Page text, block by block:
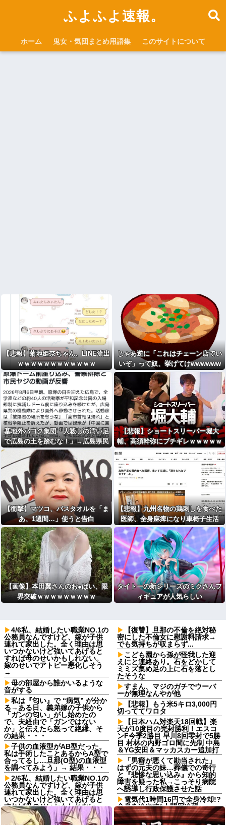
ふよふよ速報。
ホーム 鬼女・気団まとめ用語集 このサイトについて
【悲報】菊地姫奈ちゃん、LINE流出
ｗｗｗｗｗｗｗｗｗｗｗｗ
じゃあ逆に「これはチェーン店でい
いぞ」って奴、挙げてけwwwwww
www
基地外パヨク集団「人殺しの汚い足
で広島の土を踏むな！」→広島県民
「お前らの方が汚いんじゃ！」（※
動画あり）
【悲報】ショートスリーパー堀大
輔、高須幹弥にブチギレｗｗｗｗｗ
【衝撃】マツコ、バスタオルを「ま
あ、1週間…」使うと告白
【悲報】九州名物の鶏刺しを食べた
医師、全身麻痺になり車椅子生活
「死んだ方が良いと思った」
【画像】本田翼さんのお●ぱい、限
界突破ｗｗｗｗｗｗｗｗｗ
タイトーの新シリーズのミクさんフ
ィギュアが人気らしい
4/6私、結婚したい職業NO.1の
公務員なんですけど、嫁が子供
連れて家出した。全く理由は思
いつかないけど強いてあげると
すれば母のせいかもしれない。
嫁のせいでアトピー悪化しそう
→
母の部屋から誰かいるような
音がする
私は『匂い』で “病気” が分か
る→ある日、義弟嫁の子供から
「ガンの匂い」がし始めたの
で、夫経由で「ガンではない
か」と伝えたら怒って絶縁、そ
の結果・・・
子供の血液型がAB型だった。
私は手術したことあるからA型で
合ってるし…旦那(O型)の血液型
を調べてみよう」→ 結果・・・
2/6私、結婚したい職業NO.1の
公務員なんですけど、嫁が子供
連れて家出した。全く理由は思
いつかないけど強いてあげると
すれば母のせいかもしれない。
嫁のせいでアトピー悪化しそう
【復讐】旦那の不倫を絶対秘
密にした不倫女に慰謝料請求→
でも気持ちが収まらず...
こども園から孫が怪我した迎
えにと連絡あり。石をどかして
ミミズ集め足の上に石を落とし
たそうな
すまん、マジのガチでウーバ
ーが無理なんやが他
【悲報】もう米5キロ3,000円
切っててワロタ
【日本ハム対楽天18回戦】楽
天が10度目の完封勝利！エスコ
ンF今季2勝目 早川8回零封で5勝
目 村林の内野ゴロ間に先制 中島
＆YG安田＆マッカスカー追加打
「男癖が悪くて勘当された」
はずの元夫の妹…葬儀での奇行
と『悲惨な思い込み』から知的
障害を疑った私→こっそり病院
へ誘導し行政保護させた話
電気代1時間16円で全身冷却!?
全身を冷やす“人間用冷蔵
庫”『ど冷えもんBOX』→工事現
場やゴルフ場で導入続々と話題